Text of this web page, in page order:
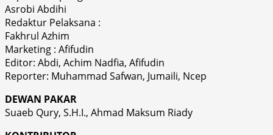
Asrobi Abdihi
Redaktur Pelaksana :
Fakhrul Azhim
Marketing : Afifudin
Editor: Abdi, Achim Nadfia, Afifudin
Reporter: Muhammad Safwan, Jumaili, Ncep
DEWAN PAKAR
Suaeb Qury, S.H.I., Ahmad Maksum Riady